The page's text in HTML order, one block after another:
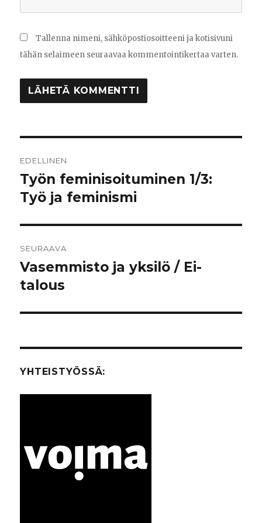
Tallenna nimeni, sähköpostiosoitteeni ja kotisivuni
tähän selaimeen seuraavaa kommentointikertaa varten.
selaus
EDELLINEN
Edellinen
artikkeli:
Työn feminisoituminen 1/3:
Työ ja feminismi
SEURAAVA
Seuraava
artikkeli:
Vasemmisto ja yksilö / Ei-
talous
YHTEISTYÖSSÄ: